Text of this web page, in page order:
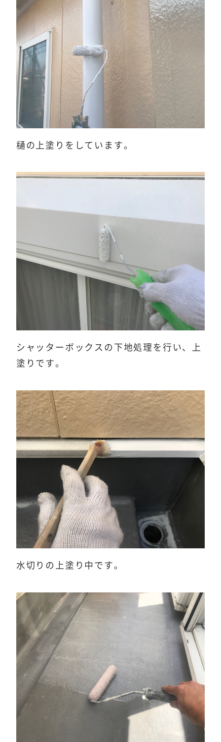
樋の上塗りをしています。
シャッターボックスの下地処理を行い、上
塗りです。
水切りの上塗り中です。